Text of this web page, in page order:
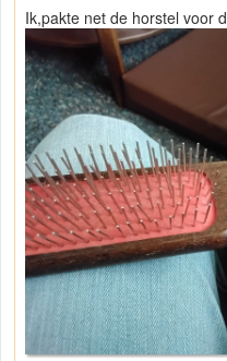
Ik,pakte net de horstel voor